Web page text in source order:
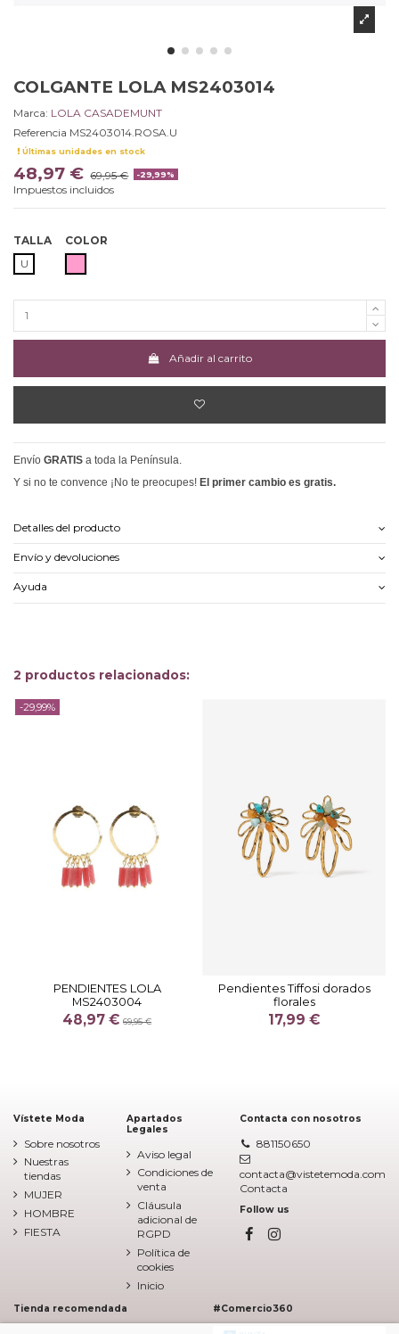
COLGANTE LOLA MS2403014
Marca: LOLA CASADEMUNT
Referencia MS2403014.ROSA.U
Últimas unidades en stock
48,97 € 69,95 € -29,99%
Impuestos incluidos
TALLA
U
COLOR
Añadir al carrito
Envío GRATIS a toda la Península.
Y si no te convence ¡No te preocupes! El primer cambio es gratis.
Detalles del producto
Envío y devoluciones
Ayuda
2 productos relacionados:
-29,99%
PENDIENTES LOLA
MS2403004
48,97 € 69,95 €
Pendientes Tiffosi dorados
florales
17,99 €
Vístete Moda
Sobre nosotros
Nuestras
tiendas
MUJER
HOMBRE
FIESTA
Apartados
Legales
Aviso legal
Condiciones de
venta
Cláusula
adicional de
RGPD
Política de
cookies
Inicio
Contacta con nosotros
881150650
contacta@vistetemoda.com
Contacta
Follow us
Tienda recomendada #Comercio360